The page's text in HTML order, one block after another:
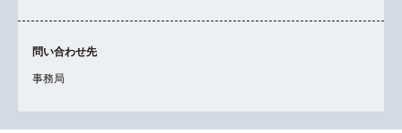
問い合わせ先
事務局